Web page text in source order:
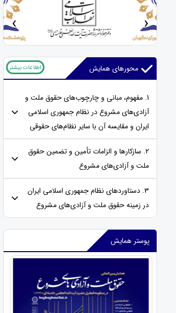
‹ ›
محورهای همایش اطلاعات بیشتر
1. مفهوم، مبانی و چارچوب‌های حقوق ملت و
آزادی‌های مشروع در نظام جمهوری اسلامی
ایران و مقایسه‌ آن با سایر نظام‌های حقوقی
2. سازکارها و الزامات تأمین و تضمین حقوق
ملت و آزادی‌های مشروع
3. دستاوردهای نظام جمهوری اسلامی ایران
در زمینه حقوق ملت و آزادی‌های مشروع
پوستر همایش